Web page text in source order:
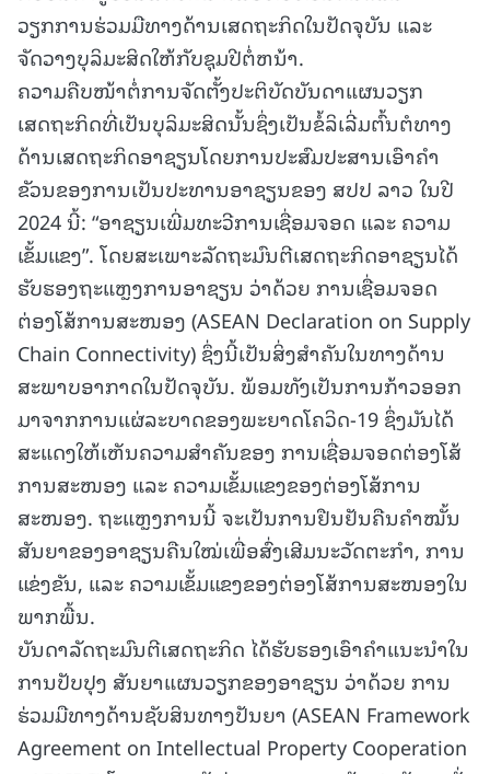
ວຽກການຮ່ວມມືທາງດ້ານເສດຖະກິດໃນປັດຈຸບັນ ແລະ
ຈັດວາງບຸລິມະສິດໃຫ້ກັບຊຸມປີຕໍ່ຫນ້າ.
ຄວາມຄືບໜ້າຕໍ່ການຈັດຕັ້ງປະຕິບັດບັນດາແຜນວຽກ
ເສດຖະກິດທີ່ເປັນບຸລິມະສິດນັ້ນຊຶ່ງເປັນຂໍ້ລິເລີ່ມຕົ້ນຕໍທາງ
ດ້ານເສດຖະກິດອາຊຽນໂດຍການປະສົມປະສານເອົາຄຳ
ຂັວນຂອງການເປັນປະທານອາຊຽນຂອງ ສປປ ລາວ ໃນປີ
2024 ນີ້: “ອາຊຽນເພີ່ມທະວີການເຊື່ອມຈອດ ແລະ ຄວາມ
ເຂັ້ມແຂງ”. ໂດຍສະເພາະລັດຖະມົນຕີເສດຖະກິດອາຊຽນໄດ້
ຮັບຮອງຖະແຫຼງການອາຊຽນ ວ່າດ້ວຍ ການເຊື່ອມຈອດ
ຕ່ອງໂສ້ການສະໜອງ (ASEAN Declaration on Supply
Chain Connectivity) ຊຶ່ງນີ້ເປັນສິ່ງສຳຄັນໃນທາງດ້ານ
ສະພາບອາກາດໃນປັດຈຸບັນ. ພ້ອມທັງເປັນການກ້າວອອກ
ມາຈາກການແຜ່ລະບາດຂອງພະຍາດໂຄວິດ-19 ຊຶ່ງມັນໄດ້
ສະແດງໃຫ້ເຫັນຄວາມສຳຄັນຂອງ ການເຊື່ອມຈອດຕ່ອງໂສ້
ການສະໜອງ ແລະ ຄວາມເຂັ້ມແຂງຂອງຕ່ອງໂສ້ການ
ສະໜອງ. ຖະແຫຼງການນີ້ ຈະເປັນການຢືນຢັນຄືນຄຳໝັ້ນ
ສັນຍາຂອງອາຊຽນຄືນໃໝ່ເພື່ອສົ່ງເສີມນະວັດຕະກຳ, ການ
ແຂ່ງຂັນ, ແລະ ຄວາມເຂັ້ມແຂງຂອງຕ່ອງໂສ້ການສະໜອງໃນ
ພາກພື້ນ.
ບັນດາລັດຖະມົນຕີເສດຖະກິດ ໄດ້ຮັບຮອງເອົາຄຳແນະນຳໃນ
ການປັບປຸງ ສັນຍາແຜນວຽກຂອງອາຊຽນ ວ່າດ້ວຍ ການ
ຮ່ວມມືທາງດ້ານຊັບສິນທາງປັນຍາ (ASEAN Framework
Agreement on Intellectual Property Cooperation